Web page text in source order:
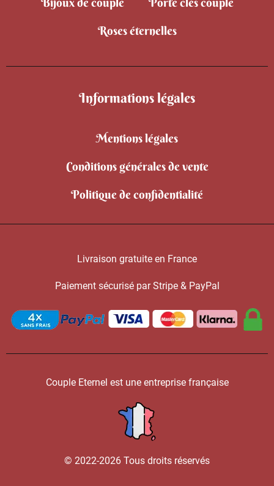
Roses éternelles
Informations légales
Mentions légales
Conditions générales de vente
Politique de confidentialité
Livraison gratuite en France
Paiement sécurisé par Stripe & PayPal
Couple Eternel est une entreprise française
© 2022-2026 Tous droits réservés